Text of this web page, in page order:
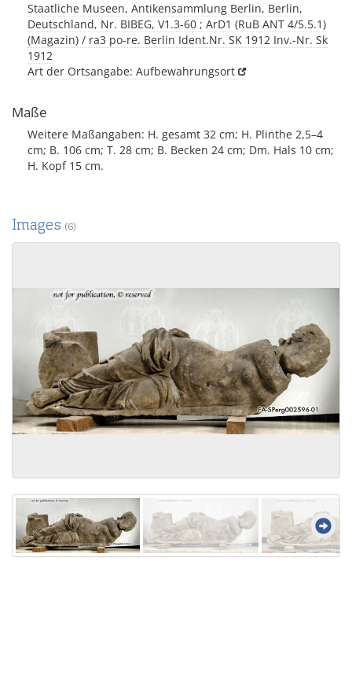
Staatliche Museen, Antikensammlung Berlin, Berlin,
Deutschland, Nr. BIBEG, V1.3-60 ; ArD1 (RuB ANT 4/5.5.1)
(Magazin) / ra3 po-re. Berlin Ident.Nr. SK 1912 Inv.-Nr. Sk
1912
Art der Ortsangabe: Aufbewahrungsort
Maße
Weitere Maßangaben: H. gesamt 32 cm; H. Plinthe 2,5–4
cm; B. 106 cm; T. 28 cm; B. Becken 24 cm; Dm. Hals 10 cm;
H. Kopf 15 cm.
Images (6)